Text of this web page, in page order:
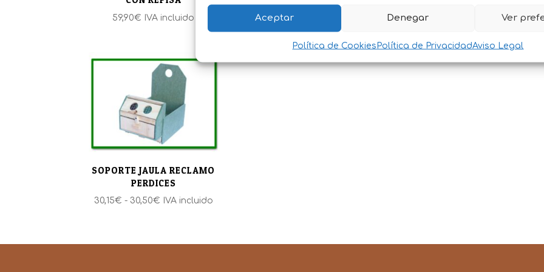
Aceptar Denegar Ver
Política de Cookies Política de PrivacidadAviso Legal
59,90€ IVA incluido
SOPORTE JAULA RECLAMO
PERDICES
30,15€ - 30,50€Rango
desde
IVA incluido